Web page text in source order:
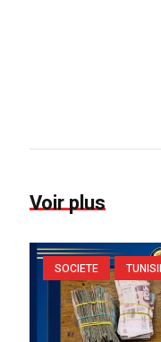
Voir plus
SOCIETE